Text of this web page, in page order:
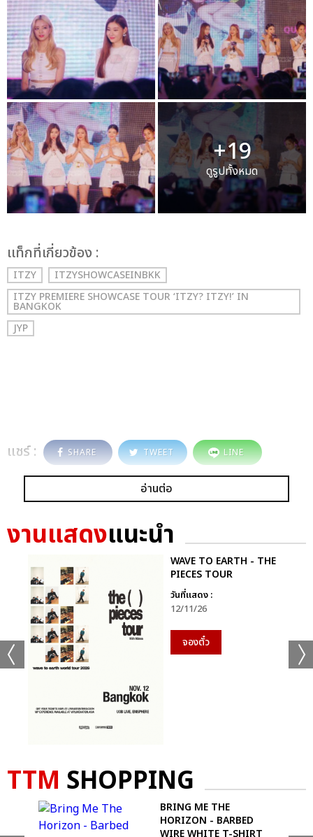
+19
ดูรูปทั้งหมด
เเท็กที่เกี่ยวข้อง :
ITZY
ITZYSHOWCASEINBKK
ITZY PREMIERE SHOWCASE TOUR ‘ITZY? ITZY!’ IN
BANGKOK
JYP
แชร์ : SHARE TWEET LINE
อ่านต่อ
งานแสดงแนะนำ
WAVE TO EARTH - THE
PIECES TOUR
วันที่แสดง :
12/11/26
จองตั๋ว
TTM SHOPPING
BRING ME THE
HORIZON - BARBED
WIRE WHITE T-SHIRT